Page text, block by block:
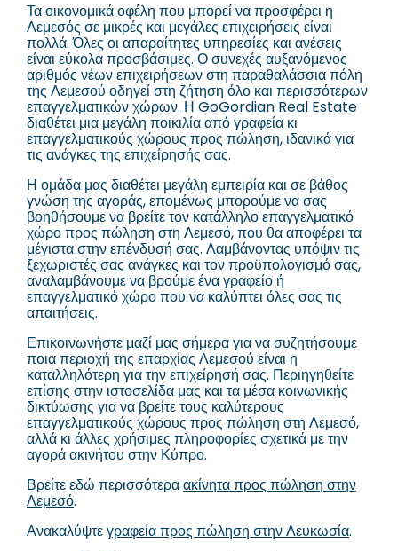
Τα οικονομικά οφέλη που μπορεί να προσφέρει η
Λεμεσός σε μικρές και μεγάλες επιχειρήσεις είναι
πολλά. Όλες οι απαραίτητες υπηρεσίες και ανέσεις
είναι εύκολα προσβάσιμες. Ο συνεχές αυξανόμενος
αριθμός νέων επιχειρήσεων στη παραθαλάσσια πόλη
της Λεμεσού οδηγεί στη ζήτηση όλο και περισσότερων
επαγγελματικών χώρων. Η GoGordian Real Estate
διαθέτει μια μεγάλη ποικιλία από γραφεία κι
επαγγελματικούς χώρους προς πώληση, ιδανικά για
τις ανάγκες της επιχείρησής σας.
Η ομάδα μας διαθέτει μεγάλη εμπειρία και σε βάθος
γνώση της αγοράς, επομένως μπορούμε να σας
βοηθήσουμε να βρείτε τον κατάλληλο επαγγελματικό
χώρο προς πώληση στη Λεμεσό, που θα αποφέρει τα
μέγιστα στην επένδυσή σας. Λαμβάνοντας υπόψιν τις
ξεχωριστές σας ανάγκες και τον προϋπολογισμό σας,
αναλαμβάνουμε να βρούμε ένα γραφείο ή
επαγγελματικό χώρο που να καλύπτει όλες σας τις
απαιτήσεις.
Επικοινωνήστε μαζί μας σήμερα για να συζητήσουμε
ποια περιοχή της επαρχίας Λεμεσού είναι η
καταλληλότερη για την επιχείρησή σας. Περιηγηθείτε
επίσης στην ιστοσελίδα μας και τα μέσα κοινωνικής
δικτύωσης για να βρείτε τους καλύτερους
επαγγελματικούς χώρους προς πώληση στη Λεμεσό,
αλλά κι άλλες χρήσιμες πληροφορίες σχετικά με την
αγορά ακινήτου στην Κύπρο.
Βρείτε εδώ περισσότεραακίνητα προς πώληση στην
Λεμεσό.
Ανακαλύψτεγραφεία προς πώληση στην Λευκωσία.